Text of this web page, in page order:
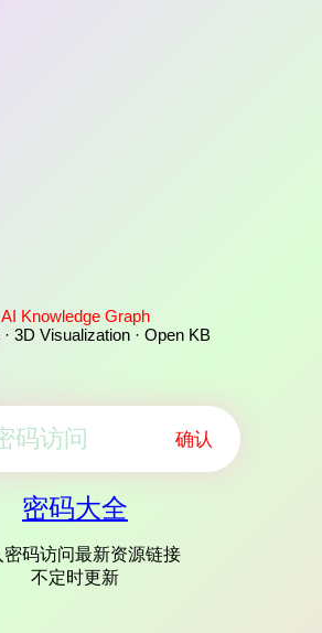
AI Knowledge Graph
· 3D Visualization · Open KB
确认
密码大全
密码访问最新资源链接
不定时更新